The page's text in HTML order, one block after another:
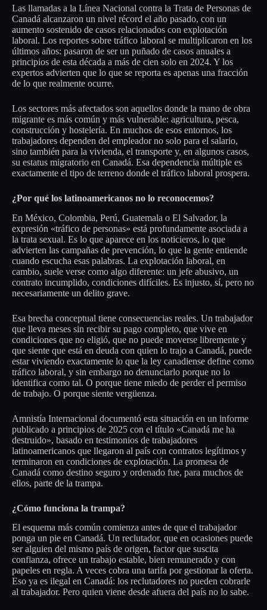
Las llamadas a la Línea Nacional contra la Trata de Personas de
Canadá alcanzaron un nivel récord el año pasado, con un
aumento sostenido de casos relacionados con explotación
laboral. Los reportes sobre tráfico laboral se multiplicaron en los
últimos años: pasaron de ser un puñado de casos anuales a
principios de esta década a más de cien solo en 2024. Y los
expertos advierten que lo que se reporta es apenas una fracción
de lo que realmente ocurre.
Los sectores más afectados son aquellos donde la mano de obra
migrante es más común y más vulnerable: agricultura, pesca,
construcción y hostelería. En muchos de esos entornos, los
trabajadores dependen del empleador no solo para el salario,
sino también para la vivienda, el transporte y, en algunos casos,
su estatus migratorio en Canadá. Esa dependencia múltiple es
exactamente el tipo de terreno donde el tráfico laboral prospera.
¿Por qué los latinoamericanos no lo reconocemos?
En México, Colombia, Perú, Guatemala o El Salvador, la
expresión «tráfico de personas» está profundamente asociada a
la trata sexual. Es lo que aparece en los noticieros, lo que
advierten las campañas de prevención, lo que la gente entiende
cuando escucha esas palabras. La explotación laboral, en
cambio, suele verse como algo diferente: un jefe abusivo, un
contrato incumplido, condiciones difíciles. Es injusto, sí, pero no
necesariamente un delito grave.
Esa brecha conceptual tiene consecuencias reales. Un trabajador
que lleva meses sin recibir su pago completo, que vive en
condiciones que no eligió, que no puede moverse libremente y
que siente que está en deuda con quien lo trajo a Canadá, puede
estar viviendo exactamente lo que la ley canadiense define como
tráfico laboral, y sin embargo no denunciarlo porque no lo
identifica como tal. O porque tiene miedo de perder el permiso
de trabajo. O porque siente vergüenza.
Amnistía Internacional documentó esta situación en un informe
publicado a principios de 2025 con el título «Canadá me ha
destruido», basado en testimonios de trabajadores
latinoamericanos que llegaron al país con contratos legítimos y
terminaron en condiciones de explotación. La promesa de
Canadá como destino seguro y ordenado fue, para muchos de
ellos, parte de la trampa.
¿Cómo funciona la trampa?
El esquema más común comienza antes de que el trabajador
ponga un pie en Canadá. Un reclutador, que en ocasiones puede
ser alguien del mismo país de origen, factor que suscita
confianza, ofrece un trabajo estable, bien remunerado y con
papeles en regla. A veces cobra una tarifa por gestionar la oferta.
Eso ya es ilegal en Canadá: los reclutadores no pueden cobrarle
al trabajador. Pero quien viene desde afuera del país no lo sabe.